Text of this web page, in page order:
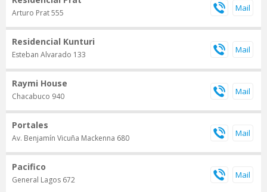
Arturo Prat 555
Residencial Kunturi
Esteban Alvarado 133
Raymi House
Chacabuco 940
Portales
Av. Benjamín Vicuña Mackenna 680
Pacifico
General Lagos 672